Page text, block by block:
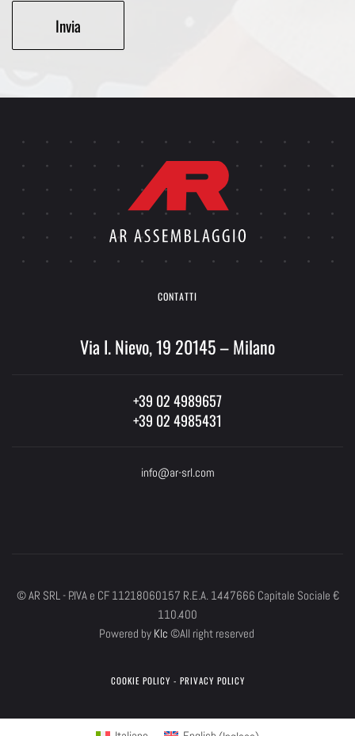
CONTATTI
Via I. Nievo, 19 20145 – Milano
+39 02 4989657
+39 02 4985431
info@ar-srl.com
© AR SRL - P.IVA e CF 11218060157 R.E.A. 1447666 Capitale Sociale €
110.400
Powered by Klc ©All right reserved
COOKIE POLICY - PRIVACY POLICY